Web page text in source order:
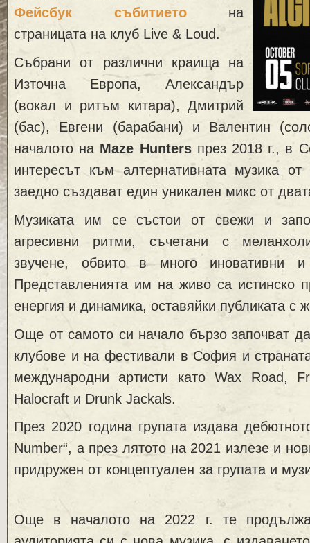
Фейсбук събитиетона
страницата на клуб Live & Loud.
Събрани от различни краища на
Източна Европа, Александър
(вокал и ритъм китара), Дмитрий
(бас), Евгени (барабани) и Валентин
началото на Maze Huntersпрез 2018 г., в
интересът към алтернативната музика
заедно създават един уникален микс от
Музиката им се състои от свежи и
агресивни ритми, съчетани с
звучене, обвито в много иновативни
Представленията им на живо са истинско
енергия и динамика, оставяйки публиката с
Още от самото си начало бързо започват
клубове и на фестивали в София и
международни артисти като Wax Road,
Halocraft и Drunk Jackals.
През 2020 година групата издава
Number“, а през лятото на 2021 излезе и
придружен от концептуален за групата и
Още в началото на 2022 г. те